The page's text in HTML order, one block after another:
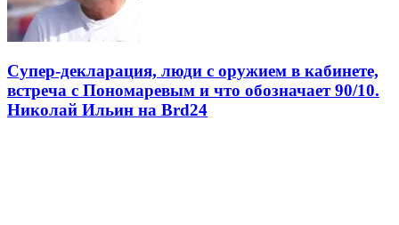
Супер-декларация, люди с оружием в кабинете,
встреча с Пономаревым и что обозначает 90/10.
Николай Ильин на Brd24